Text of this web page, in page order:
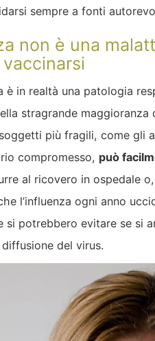
sempre a fonti
non è una
è in realtà una patologia
stragrande
più fragili, come gli
compromesso, può
al ricovero in ospedale
l’influenza ogni anno
si potrebbero evitare se si
del virus.